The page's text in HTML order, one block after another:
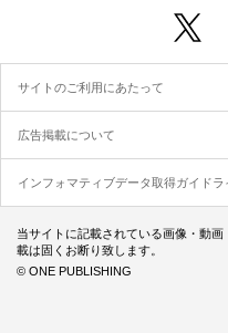
サイトのご利用にあたって
広告掲載について
インフォマティブデータ取得ガイドラ
当サイトに記載されている画像・動
載は固くお断り致します。
© ONE PUBLISHING